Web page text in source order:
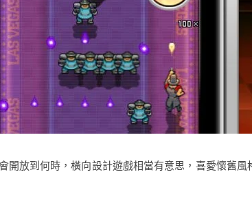
開放到何時，橫向設計遊戲相當有意思，喜愛懷舊